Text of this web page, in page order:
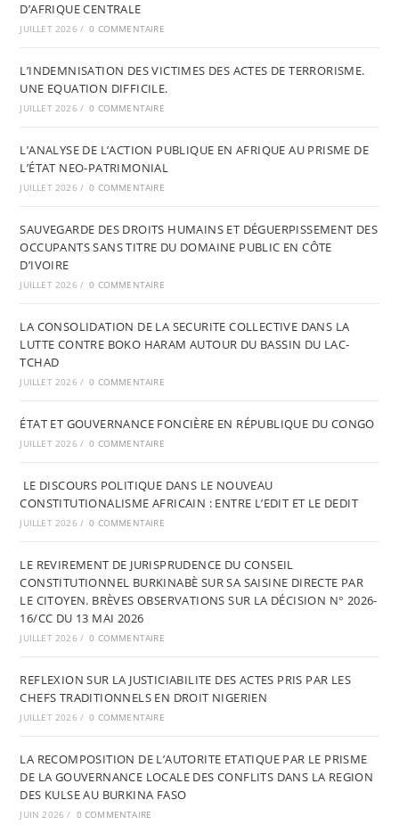
D’AFRIQUE CENTRALE
JUILLET 2026 / 0 COMMENTAIRE
L’INDEMNISATION DES VICTIMES DES ACTES DE TERRORISME.
UNE EQUATION DIFFICILE.
JUILLET 2026 / 0 COMMENTAIRE
L’ANALYSE DE L’ACTION PUBLIQUE EN AFRIQUE AU PRISME DE
L’ÉTAT NEO-PATRIMONIAL
JUILLET 2026 / 0 COMMENTAIRE
SAUVEGARDE DES DROITS HUMAINS ET DÉGUERPISSEMENT DES
OCCUPANTS SANS TITRE DU DOMAINE PUBLIC EN CÔTE
D’IVOIRE
JUILLET 2026 / 0 COMMENTAIRE
LA CONSOLIDATION DE LA SECURITE COLLECTIVE DANS LA
LUTTE CONTRE BOKO HARAM AUTOUR DU BASSIN DU LAC-
TCHAD
JUILLET 2026 / 0 COMMENTAIRE
ÉTAT ET GOUVERNANCE FONCIÈRE EN RÉPUBLIQUE DU CONGO
JUILLET 2026 / 0 COMMENTAIRE
LE DISCOURS POLITIQUE DANS LE NOUVEAU
CONSTITUTIONALISME AFRICAIN : ENTRE L’EDIT ET LE DEDIT
JUILLET 2026 / 0 COMMENTAIRE
LE REVIREMENT DE JURISPRUDENCE DU CONSEIL
CONSTITUTIONNEL BURKINABÈ SUR SA SAISINE DIRECTE PAR
LE CITOYEN. BRÈVES OBSERVATIONS SUR LA DÉCISION N° 2026-
16/CC DU 13 MAI 2026
JUILLET 2026 / 0 COMMENTAIRE
REFLEXION SUR LA JUSTICIABILITE DES ACTES PRIS PAR LES
CHEFS TRADITIONNELS EN DROIT NIGERIEN
JUILLET 2026 / 0 COMMENTAIRE
LA RECOMPOSITION DE L’AUTORITE ETATIQUE PAR LE PRISME
DE LA GOUVERNANCE LOCALE DES CONFLITS DANS LA REGION
DES KULSE AU BURKINA FASO
JUIN 2026 / 0 COMMENTAIRE